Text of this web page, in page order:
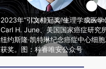
2023年“引文桂冠奖”生理学或医
Carl H. June、美国国家癌症研究
纽约斯隆·凯特琳纪念癌症中心细
获奖。图：科睿唯安公众号